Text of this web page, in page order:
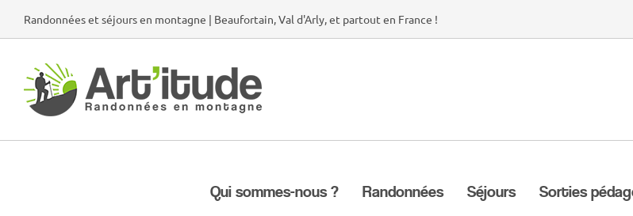
Randonnées et séjours en montagne | Beaufortain, Val d'Arly, et partout en France !
Qui sommes-nous ? Randonnées Séjours Sorties